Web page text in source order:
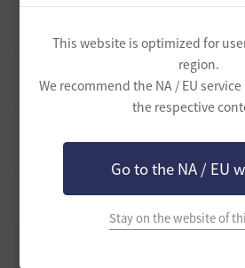
This website is optimized for
region.
We recommend the NA / EU
the respective
Go to the NA / EU
Stay on the website of
0 962 黒い砂漠
8
[開催中のイベント] 今週のイベント
0 53.1K 黒い砂漠
黒い砂漠が初めての冒険者の皆様
黒い砂漠